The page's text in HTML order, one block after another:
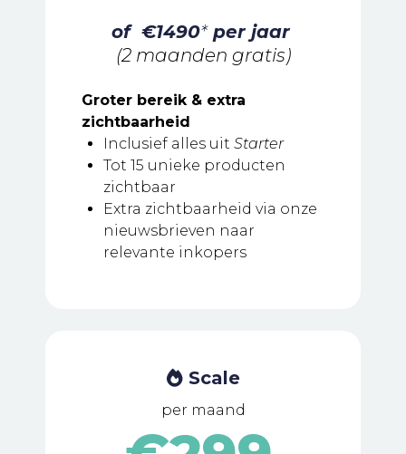
of €1490*per jaar
(2 maanden gratis)
Groter bereik & extra
zichtbaarheid
Inclusief alles uit Starter
Tot 15 unieke producten
zichtbaar
Extra zichtbaarheid via onze
nieuwsbrieven naar
relevante inkopers
Scale
per maand